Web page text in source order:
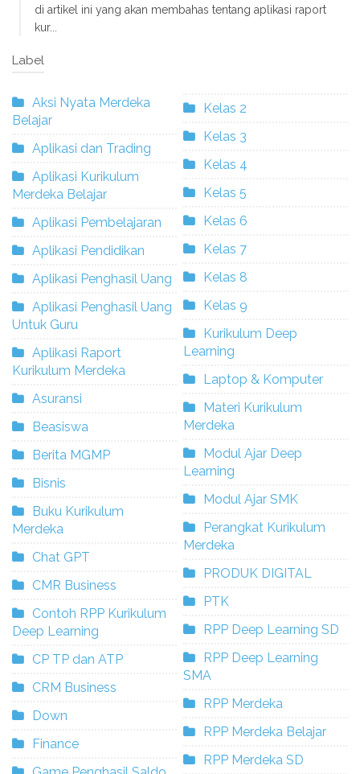
di artikel ini yang akan membahas tentang aplikasi raport
kur...
Label
Aksi Nyata Merdeka
Belajar
Aplikasi dan Trading
Aplikasi Kurikulum
Merdeka Belajar
Aplikasi Pembelajaran
Aplikasi Pendidikan
Aplikasi Penghasil Uang
Aplikasi Penghasil Uang
Untuk Guru
Aplikasi Raport
Kurikulum Merdeka
Asuransi
Beasiswa
Berita MGMP
Bisnis
Buku Kurikulum
Merdeka
Chat GPT
CMR Business
Contoh RPP Kurikulum
Deep Learning
CP TP dan ATP
CRM Business
Down
Finance
Kelas 2
Kelas 3
Kelas 4
Kelas 5
Kelas 6
Kelas 7
Kelas 8
Kelas 9
Kurikulum Deep
Learning
Laptop & Komputer
Materi Kurikulum
Merdeka
Modul Ajar Deep
Learning
Modul Ajar SMK
Perangkat Kurikulum
Merdeka
PRODUK DIGITAL
PTK
RPP Deep Learning SD
RPP Deep Learning
SMA
RPP Merdeka
RPP Merdeka Belajar
RPP Merdeka SD